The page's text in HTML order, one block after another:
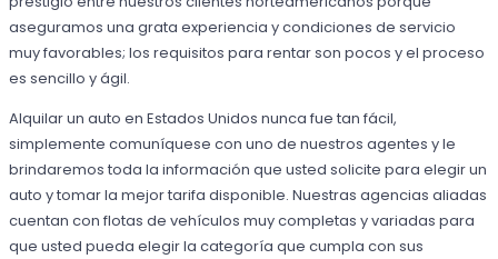
aseguramos una grata experiencia y condiciones de servicio
muy favorables; los requisitos para rentar son pocos y el proceso
es sencillo y ágil.
Alquilar un auto en Estados Unidos nunca fue tan fácil,
simplemente comuníquese con uno de nuestros agentes y le
brindaremos toda la información que usted solicite para elegir un
auto y tomar la mejor tarifa disponible. Nuestras agencias aliadas
cuentan con flotas de vehículos muy completas y variadas para
que usted pueda elegir la categoría que cumpla con sus